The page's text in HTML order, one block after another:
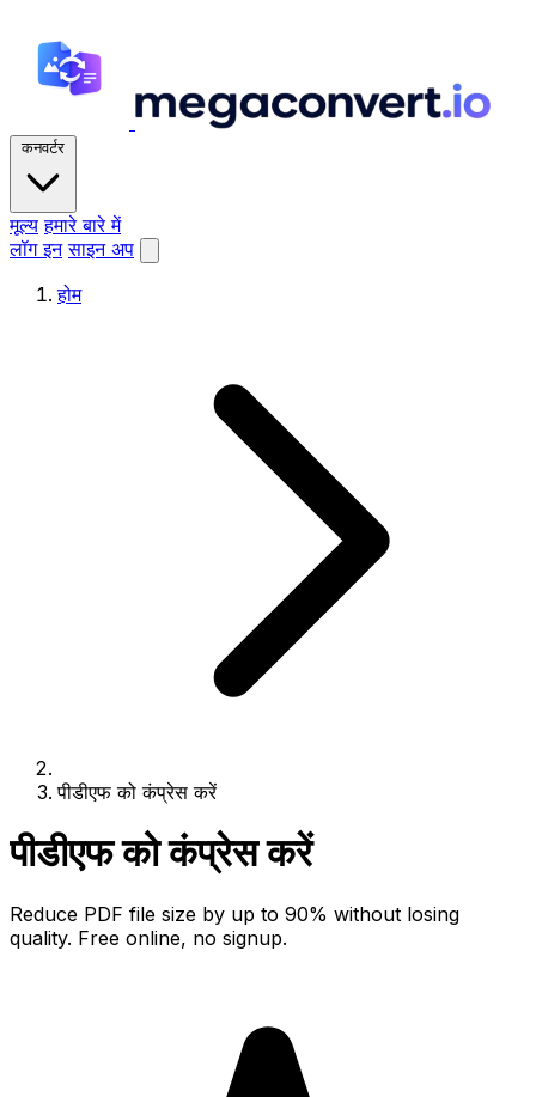
कनवर्टर
मूल्य हमारे बारे में
लॉग इन साइन अप
होम
पीडीएफ को कंप्रेस करें
पीडीएफ को कंप्रेस करें
Reduce PDF file size by up to 90% without losing
quality. Free online, no signup.